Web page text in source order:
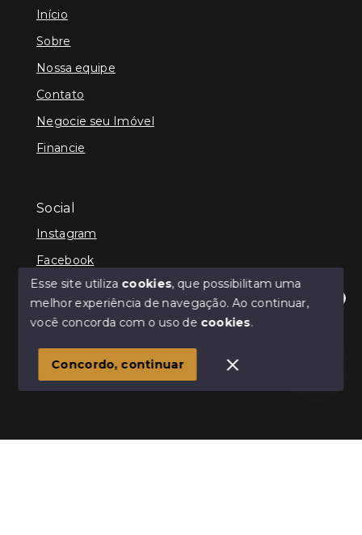
Olá! Estamos disponíveis para te ajudar.
Início
Sobre
Nossa equipe
Contato
Negocie seu Imóvel
Financie
Social
Instagram
Facebook
© Copyright 2026 - Kenner Caixeta - Corretor de
SITE PARA IMOBILIARIA
Esse site utiliza cookies, que possibilitam uma
melhor experiência de navegação.Ao continuar,
você concorda com o uso de cookies.
Concordo, continuar